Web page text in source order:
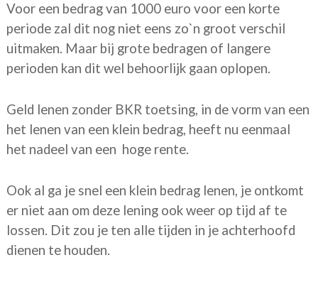
Voor een bedrag van 1000 euro voor een korte
periode zal dit nog niet eens zo`n groot verschil
uitmaken. Maar bij grote bedragen of langere
perioden kan dit wel behoorlijk gaan oplopen.
Geld lenen zonder BKR toetsing, in de vorm van een
het lenen van een klein bedrag, heeft nu eenmaal
het nadeel van een hoge rente.
Ook al ga je snel een klein bedrag lenen, je ontkomt
er niet aan om deze lening ook weer op tijd af te
lossen. Dit zou je ten alle tijden in je achterhoofd
dienen te houden.